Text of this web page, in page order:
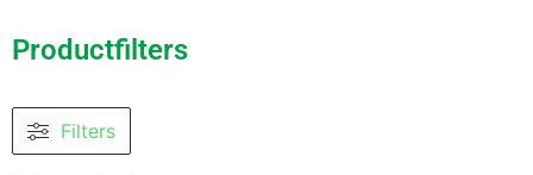
Productfilters
Filters